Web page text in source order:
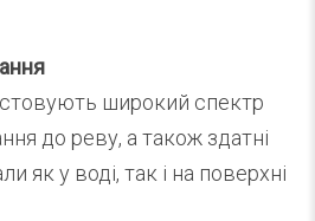
широкий спектр
до реву, а також здатні
як у воді, так і на поверхні